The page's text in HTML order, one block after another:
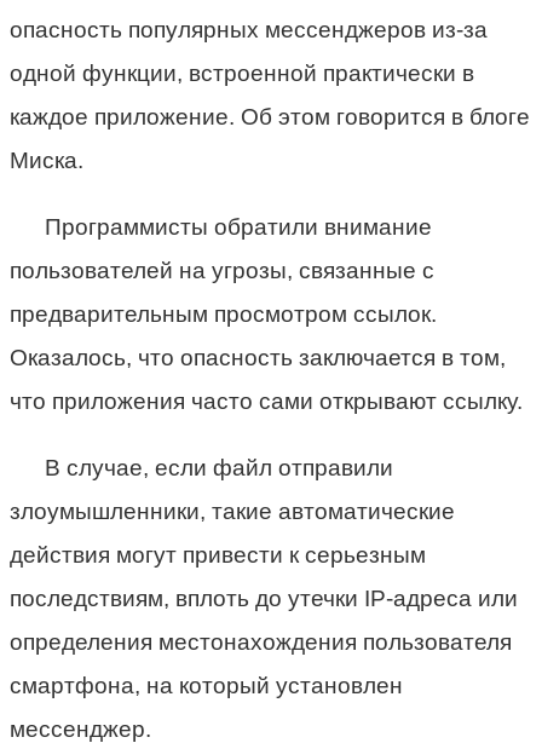
опасность популярных мессенджеров из-за
одной функции, встроенной практически в
каждое приложение. Об этом говорится в блоге
Миска.
Программисты обратили внимание
пользователей на угрозы, связанные с
предварительным просмотром ссылок.
Оказалось, что опасность заключается в том,
что приложения часто сами открывают ссылку.
В случае, если файл отправили
злоумышленники, такие автоматические
действия могут привести к серьезным
последствиям, вплоть до утечки IP-адреса или
определения местонахождения пользователя
смартфона, на который установлен
мессенджер.